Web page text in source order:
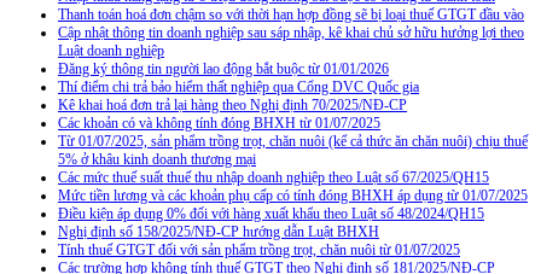
Thanh toán hoá đơn chậm so với thời hạn hợp đồng sẽ bị loại thuế GTGT đầu vào
Cập nhật thông tin doanh nghiệp sau sáp nhập, kê khai chủ sở hữu hưởng lợi theo
Luật doanh nghiệp
Đăng ký thông tin người lao động bắt buộc từ 01/01/2026
Thí điểm chi trả bảo hiểm thất nghiệp qua Cổng DVC Quốc gia
Kê khai hoá đơn trả lại hàng theo Nghị định 70/2025/NĐ-CP
Các khoản có và không tính đóng BHXH từ 01/07/2025
Từ 01/07/2025, sản phẩm trồng trọt, chăn nuôi (kể cả thức ăn chăn nuôi) chịu thuế
5% ở khâu kinh doanh thương mại
Các mức thuế suất thuế thu nhập doanh nghiệp theo Luật số 67/2025/QH15
Mức tiền lương và các khoản phụ cấp có tính đóng BHXH áp dụng từ 01/07/2025
Điều kiện áp dụng 0% đối với hàng xuất khẩu theo Luật số 48/2024/QH15
Nghị định số 158/2025/NĐ-CP hướng dẫn Luật BHXH
Tính thuế GTGT đối với sản phẩm trồng trọt, chăn nuôi từ 01/07/2025
Các trường hợp không tính thuế GTGT theo Nghị định số 181/2025/NĐ-CP